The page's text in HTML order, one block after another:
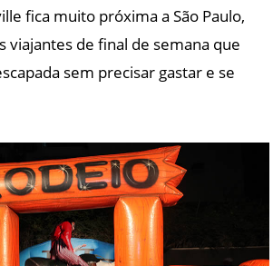
fica muito próxima a São Paulo,
viajantes de final de semana que
sem precisar gastar e se